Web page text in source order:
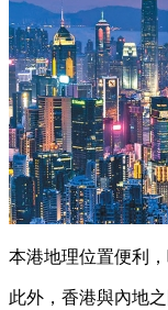
本港地理位置便利
此外，香港與內地